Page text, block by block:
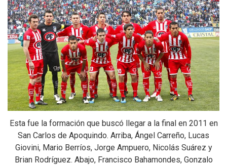
Esta fue la formación que buscó llegar a la final en 2011 en
San Carlos de Apoquindo. Arriba, Ángel Carreño, Lucas
Giovini, Mario Berríos, Jorge Ampuero, Nicolás Suárez y
Brian Rodríguez. Abajo, Francisco Bahamondes, Gonzalo